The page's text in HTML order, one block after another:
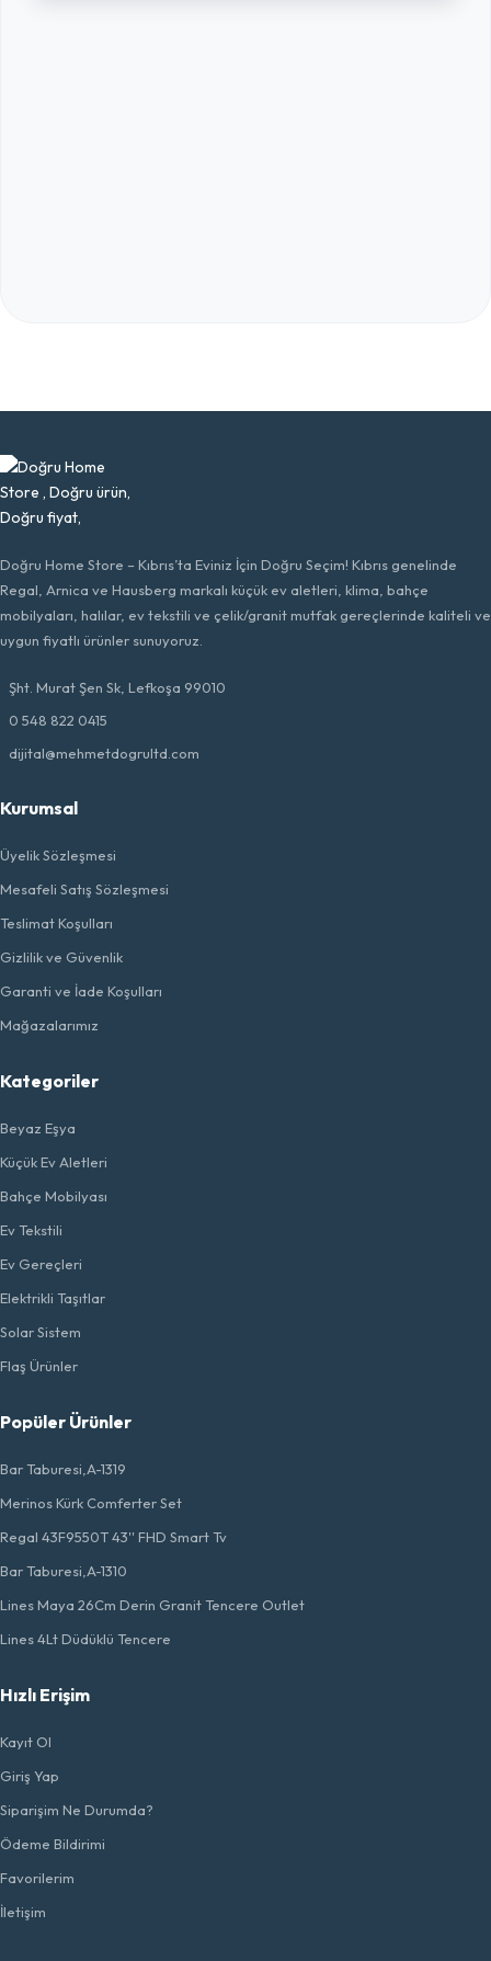
Doğru Home Store – Kıbrıs’ta Eviniz İçin Doğru Seçim! Kıbrıs genelinde
Regal, Arnica ve Hausberg markalı küçük ev aletleri, klima, bahçe
mobilyaları, halılar, ev tekstili ve çelik/granit mutfak gereçlerinde kaliteli ve
uygun fiyatlı ürünler sunuyoruz.
Şht. Murat Şen Sk, Lefkoşa 99010
0 548 822 0415
dijital@mehmetdogrultd.com
Kurumsal
Üyelik Sözleşmesi
Mesafeli Satış Sözleşmesi
Teslimat Koşulları
Gizlilik ve Güvenlik
Garanti ve İade Koşulları
Mağazalarımız
Kategoriler
Beyaz Eşya
Küçük Ev Aletleri
Bahçe Mobilyası
Ev Tekstili
Ev Gereçleri
Elektrikli Taşıtlar
Solar Sistem
Flaş Ürünler
Popüler Ürünler
Bar Taburesi,A-1319
Merinos Kürk Comferter Set
Regal 43F9550T 43'' FHD Smart Tv
Bar Taburesi,A-1310
Lines Maya 26Cm Derin Granit Tencere Outlet
Lines 4Lt Düdüklü Tencere
Hızlı Erişim
Kayıt Ol
Giriş Yap
Siparişim Ne Durumda?
Ödeme Bildirimi
Favorilerim
İletişim